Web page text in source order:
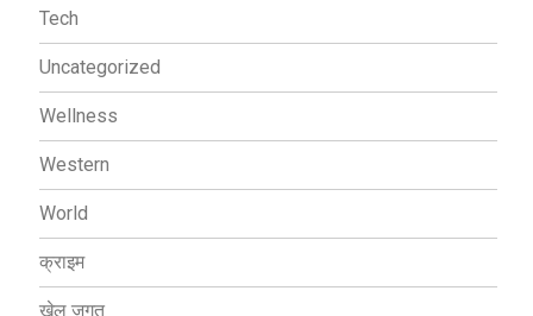
Tech
Uncategorized
Wellness
Western
World
क्राइम
खेल जगत